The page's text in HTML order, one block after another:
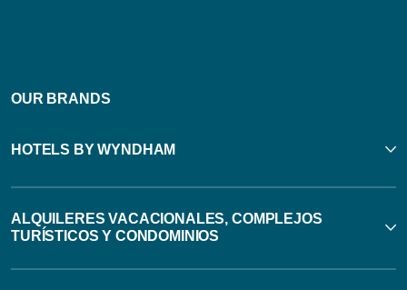
OUR BRANDS
HOTELS BY WYNDHAM
ALQUILERES VACACIONALES, COMPLEJOS
TURÍSTICOS Y CONDOMINIOS